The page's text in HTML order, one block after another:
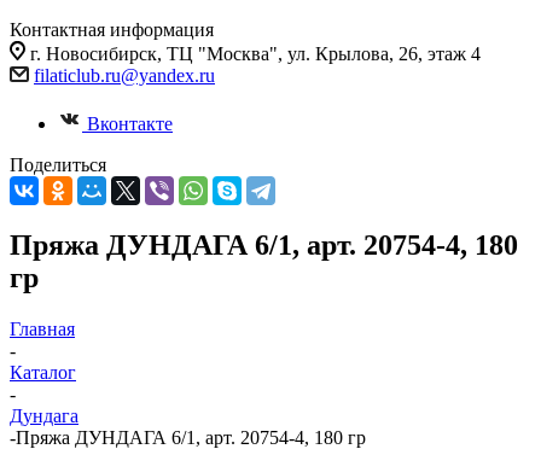
Контактная информация
г. Новосибирск, ТЦ "Москва", ул. Крылова, 26, этаж 4
filaticlub.ru@yandex.ru
Вконтакте
Поделиться
Пряжа ДУНДАГА 6/1, арт. 20754-4, 180
гр
Главная
-
Каталог
-
Дундага
-Пряжа ДУНДАГА 6/1, арт. 20754-4, 180 гр